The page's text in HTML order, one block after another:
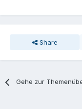
Share
Gehe zur